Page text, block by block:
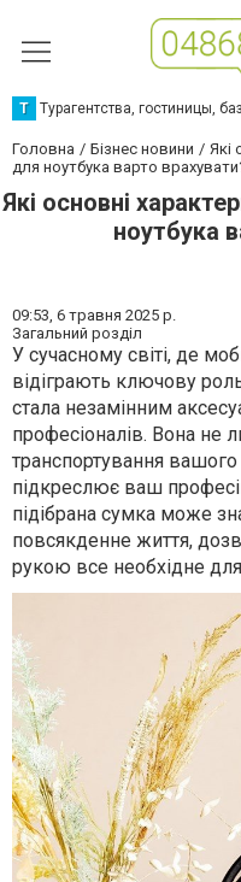
Т Турагентства, гостиницы,
Головна Бізнес новини
Які
для ноутбука варто
Які основні
ноутбука
09:53, 6 травня 2025 р.
Загальний розділ
У сучасному світі, де
відіграють ключову
стала незамінним
професіоналів. Вона не
транспортування
підкреслює ваш
підібрана сумка може
повсякденне життя,
рукою все необхідне